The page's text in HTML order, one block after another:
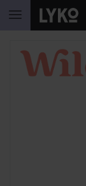
HOPPA TILL
HOPPA